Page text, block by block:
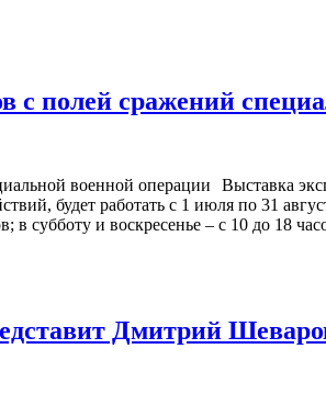
с полей сражений
Выставка
будет работать с 1 июля по 31
субботу и воскресенье – с 10 до 18
Дмитрий